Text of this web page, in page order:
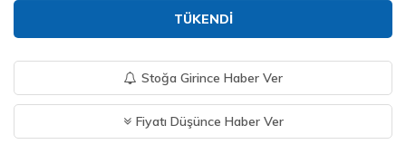
TÜKENDI
Stoğa Girince Haber Ver
Fiyatı Düşünce Haber Ver